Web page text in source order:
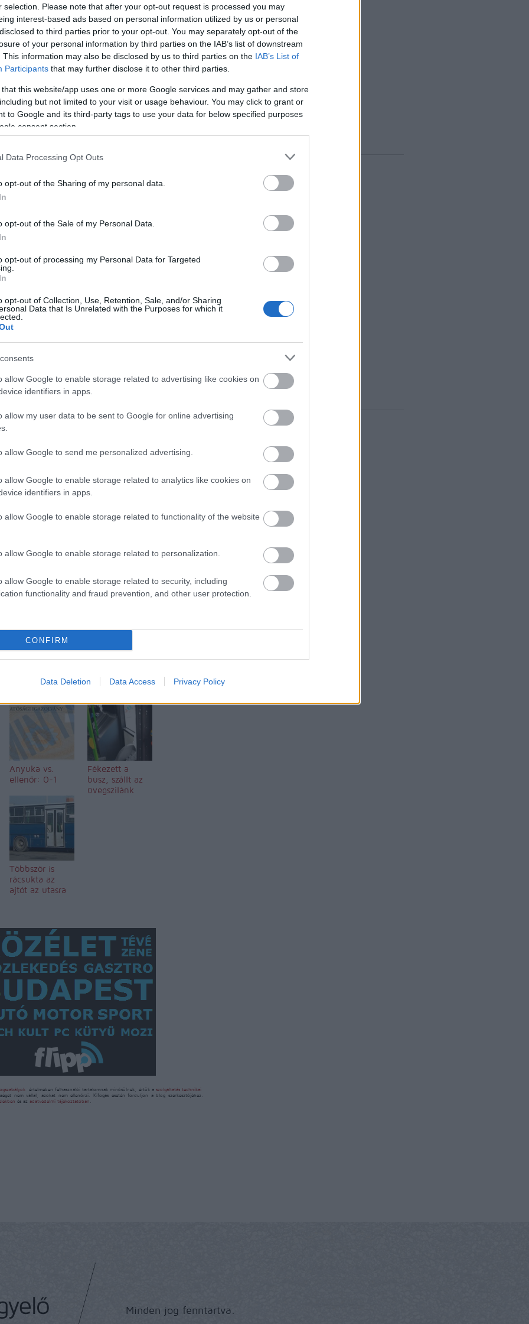
selection. Please note that after your opt-out request is processed you may
interest-based ads based on personal information utilized by us or personal
to third parties prior to your opt-out. You may separately opt-out of the
of your personal information by third parties on the IAB’s list of downstream
This information may also be disclosed by us to third parties on the IAB’s List of
Participants that may further disclose it to other third parties.
that this website/app uses one or more Google services and may gather and store
but not limited to your visit or usage behaviour. You may click to grant or
to Google and its third-party tags to use your data for below specified purposes
consent section.
Data Processing Opt Outs
opt-out of the Sharing of my personal data.
opt-out of the Sale of my Personal Data.
opt-out of processing my Personal Data for Targeted
opt-out of Collection, Use, Retention, Sale, and/or Sharing
Data that Is Unrelated with the Purposes for which it
allow Google to enable storage related to advertising like cookies on
identifiers in apps.
allow my user data to be sent to Google for online advertising
allow Google to send me personalized advertising.
allow Google to enable storage related to analytics like cookies on
identifiers in apps.
allow Google to enable storage related to functionality of the website
allow Google to enable storage related to personalization.
allow Google to enable storage related to security, including
functionality and fraud prevention, and other user protection.
CONFIRM
Data Deletion Data Access Privacy Policy
hogy másnap ismét bemegyek és
tisztázni a dolgokat.
az akácfa utca 22 szám alá,
tegnapi eseményeket egy kollégának aki
menjek az akácfa utca 15 szám alá.
nekem, hogy nem fizethetem be a
Erre közölte, hogy nem adhat
Átmentem a másik irodába ahol
osztállyal, és felhívtak az
a tértivevényeket illetve az
épületből, és azt várjam meg.
dokumentumok és a nő elém tolt egy
és hogy megnézem őket.
oké aláírom, ha adnak egy igazolást,
én ott voltam és még nem telt le a 8 nap
is ott volt nálam. Erre a nő közölte, hogy
jogosult, illetve, csak az mutathatja
belül a bérletét akinek nincs
A válaszom az volt erre, hogy ha én
volna be akkor nem is tudnék az
Mondta a nő tök bunkón, hogy ha nem
Oké akkor ne mutassa meg. És eljöttem
kérdezni, hogy az elévülési idő az hány
az adataimmal, ami szerintem
közlekedési eszközt mert nem volt rá
tennem? Bírósághoz forduljak vagy
annyiban? Beszedhetik a 63ezer
Diána
Tetszik 0
Anyuka vs.
ellenőr: 0-1
Fékezett a
busz, szállt az
üvegszilánk
Többször is
rácsukta az
ajtót az utasra
értelmében felhasználói tartalomnak minősülnek, értük a szolgáltatás technikai
nem vállal, azokat nem ellenőrzi. Kifogás esetén forduljon a blog szerkesztőjéhez.
és az adatvédelmi tájékoztatóban .
Archívum
2015 március
(1
2015 január (9
2014 december
2014 október
(
2014 július
)
2014 május (12)
RSS 2.0
Minden jog fenntartva.